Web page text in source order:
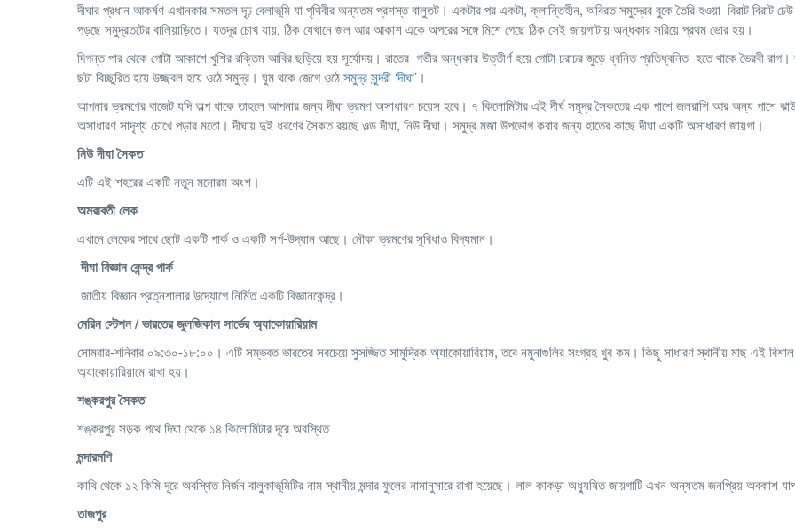
দীঘার প্রধান আকর্ষণ এখানকার সমতল দৃঢ় বেলাভূমি যা পৃথিবীর অন্যতম প্রশস্ত বালুতট। একটার পর একটা, ক্লান্তিহীন, অবিরত সমুদ্রের বুকে তৈরি হওয়া বিরাট বিরাট
পড়ছে সমুদ্রতটের বালিয়াড়িতে। যতদূর চোখ যায়, ঠিক যেখানে জল আর আকাশ একে অপরের সঙ্গে মিশে গেছে ঠিক সেই জায়গাটায় অন্ধকার সরিয়ে প্রথম ভোর হয়।
দিগন্ত পার থেকে গোটা আকাশে খুশির রক্তিম আবির ছড়িয়ে হয় সূর্যোদয়। রাতের গভীর অন্ধকার উত্তীর্ণ হয়ে গোটা চরাচর জুড়ে ধ্বনিত প্রতিধ্বনিত হতে থাকে ভৈরবী রাগ।
ছটা বিচ্ছুরিত হয়ে উজ্জ্বল হয়ে ওঠে সমুদ্র। ঘুম থকে জেগে ওঠেসমুদ্র সুন্দরী ‘দীঘা’।
আপনার ভ্রমণের বাজেট যদি অল্প থাকে তাহলে আপনার জন্য দীঘা ভ্রমণ অসাধারণ চয়েস হবে। ৭ কিলোমিটার এই দীর্ঘ সমুদ্র সৈকতের এক পাশে জলরাশি আর অন্য পাশে
অসাধারণ সাদৃশ্য চোখে পড়ার মতো। দীঘায় দুই ধরণের সৈকত রয়ছে ওল্ড দীঘা, নিউ দীঘা। সমুদ্র মজা উপভোগ করার জন্য হাতের কাছে দীঘা একটি অসাধারণ জায়গা।
নিউদীঘাসৈকত
এটি এই শহরের একটি নতুন মনোরম অংশ।
অমরাবতীলেক
এখানে লেকের সাথে ছোট একটি পার্ক ও একটি সর্প-উদ্যান আছে। নৌকা ভ্রমণের সুবিধাও বিদ্যমান।
দীঘাবিজ্ঞানকেন্দ্রপার্ক
জাতীয় বিজ্ঞান প্রত্নশালার উদ্যোগে নির্মিত একটি বিজ্ঞানকেন্দ্র।
মেরিনস্টেশন/ভারতেরজুলজিকালসার্ভেরঅ্যাকোয়ারিয়াম
সোমবার-শনিবার ০৯:৩০-১৮:০০। এটি সম্ভবত ভারতের সবচেয়ে সুসজ্জিত সামুদ্রিক অ্যাকোয়ারিয়াম, তবে নমুনাগুলির সংগ্রহ খুব কম। কিছু সাধারণ স্থানীয় মাছ এই বিশাল
অ্যাকোয়ারিয়ামে রাখা হয়।
শঙ্করপুরসৈকত
শঙ্করপুর সড়ক পথে দিঘা থেকে ১৪ কিলোমিটার দূরে অবস্থিত
মন্দারমণি
কাথি থেকে ১২ কিমি দূরে অবস্থিত নির্জন বালুকাভূমিটির নাম স্থানীয় মন্দার ফুলের নামানুসারে রাখা হয়েছে। লাল কাকড়া অধ্যুষিত জায়গাটি এখন অন্যতম জনপ্রিয় অবকাশ
তাজপুর